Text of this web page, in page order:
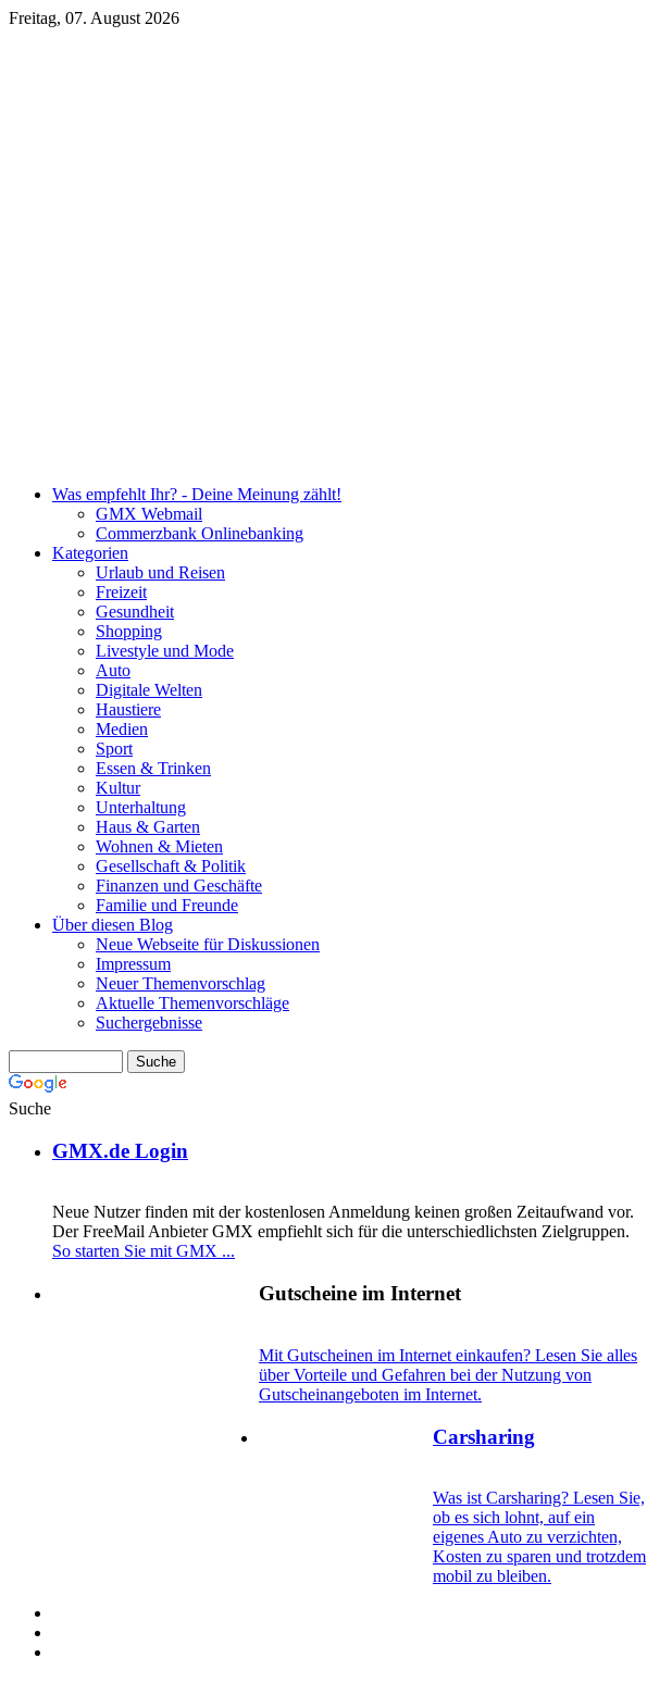
Freitag, 07. August 2026
Was empfehlt Ihr? - Deine Meinung zählt!
GMX Webmail
Commerzbank Onlinebanking
Kategorien
Urlaub und Reisen
Freizeit
Gesundheit
Shopping
Livestyle und Mode
Auto
Digitale Welten
Haustiere
Medien
Sport
Essen & Trinken
Kultur
Unterhaltung
Haus & Garten
Wohnen & Mieten
Gesellschaft & Politik
Finanzen und Geschäfte
Familie und Freunde
Über diesen Blog
Neue Webseite für Diskussionen
Impressum
Neuer Themenvorschlag
Aktuelle Themenvorschläge
Suchergebnisse
Suche
GMX.de Login
Neue Nutzer finden mit der kostenlosen Anmeldung keinen großen Zeitaufwand vor.
Der FreeMail Anbieter GMX empfiehlt sich für die unterschiedlichsten Zielgruppen.
So starten Sie mit GMX ...
Gutscheine im Internet
Mit Gutscheinen im Internet einkaufen? Lesen Sie alles
über Vorteile und Gefahren bei der Nutzung von
Gutscheinangeboten im Internet.
Carsharing
Was ist Carsharing? Lesen Sie,
ob es sich lohnt, auf ein
eigenes Auto zu verzichten,
Kosten zu sparen und trotzdem
mobil zu bleiben.